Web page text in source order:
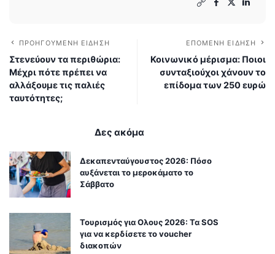
ΠΡΟΗΓΟΎΜΕΝΗ ΕΊΔΗΣΗ
Στενεύουν τα περιθώρια:
Μέχρι πότε πρέπει να
αλλάξουμε τις παλιές
ταυτότητες;
ΕΠΌΜΕΝΗ ΕΊΔΗΣΗ
Κοινωνικό μέρισμα: Ποιοι
συνταξιούχοι χάνουν το
επίδομα των 250 ευρώ
Δες ακόμα
Δεκαπενταύγουστος 2026: Πόσο
αυξάνεται το μεροκάματο το
Σάββατο
Τουρισμός για Ολους 2026: Τα SOS
για να κερδίσετε το voucher
διακοπών